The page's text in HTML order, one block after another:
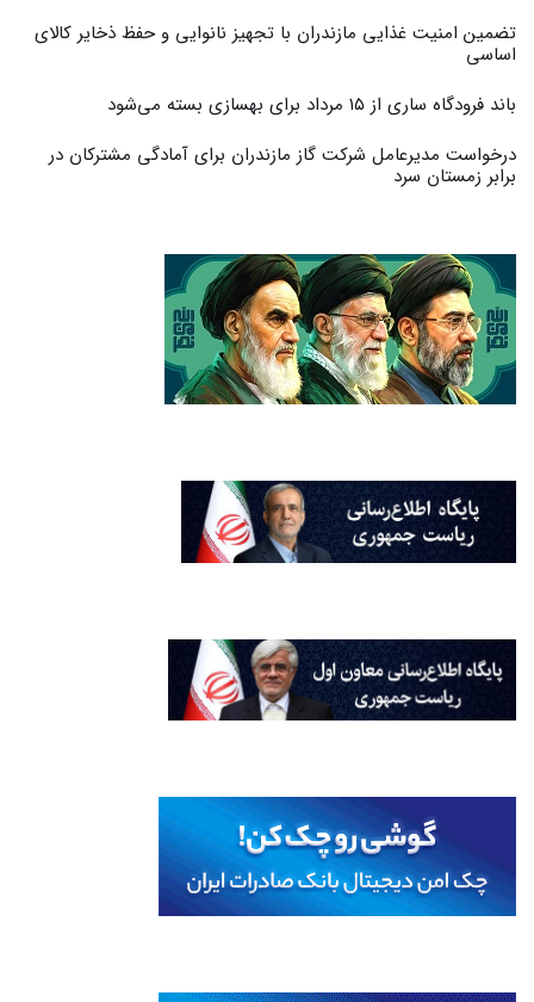
تضمین امنیت غذایی مازندران با تجهیز نانوایی و حفظ ذخایر کالای
اساسی
باند فرودگاه ساری از ۱۵ مرداد برای بهسازی بسته می‌شود
درخواست مدیرعامل شرکت گاز مازندران برای آمادگی مشترکان در
برابر زمستان سرد